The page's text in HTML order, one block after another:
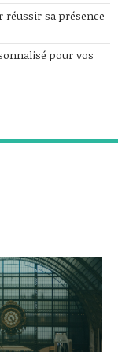
sa présence
pour vos